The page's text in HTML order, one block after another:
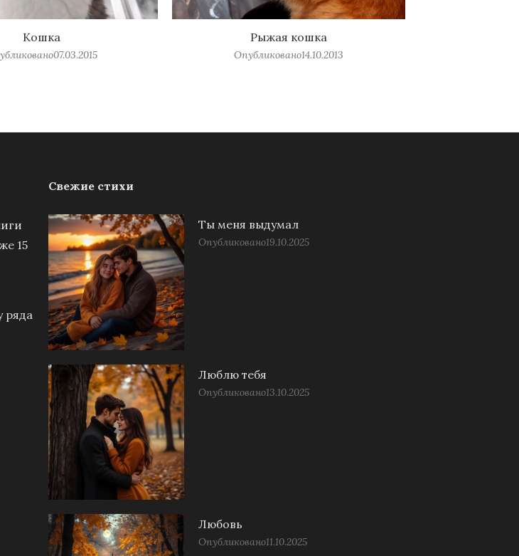
Кошка
07.03.2015
Рыжая кошка
Опубликовано14.10.2013
15
ряда
Свежие стихи
Ты меня выдумал
Опубликовано19.10.2025
Люблю тебя
Опубликовано13.10.2025
Любовь
Опубликовано11.10.2025